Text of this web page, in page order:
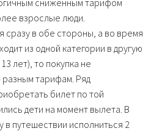
взрослые люди.
сразу в обе стороны, а во время
из одной категории в другую
лет), то покупка не
тарифам. Ряд
билет по той
дети на момент вылета. В
путешествии исполниться 2